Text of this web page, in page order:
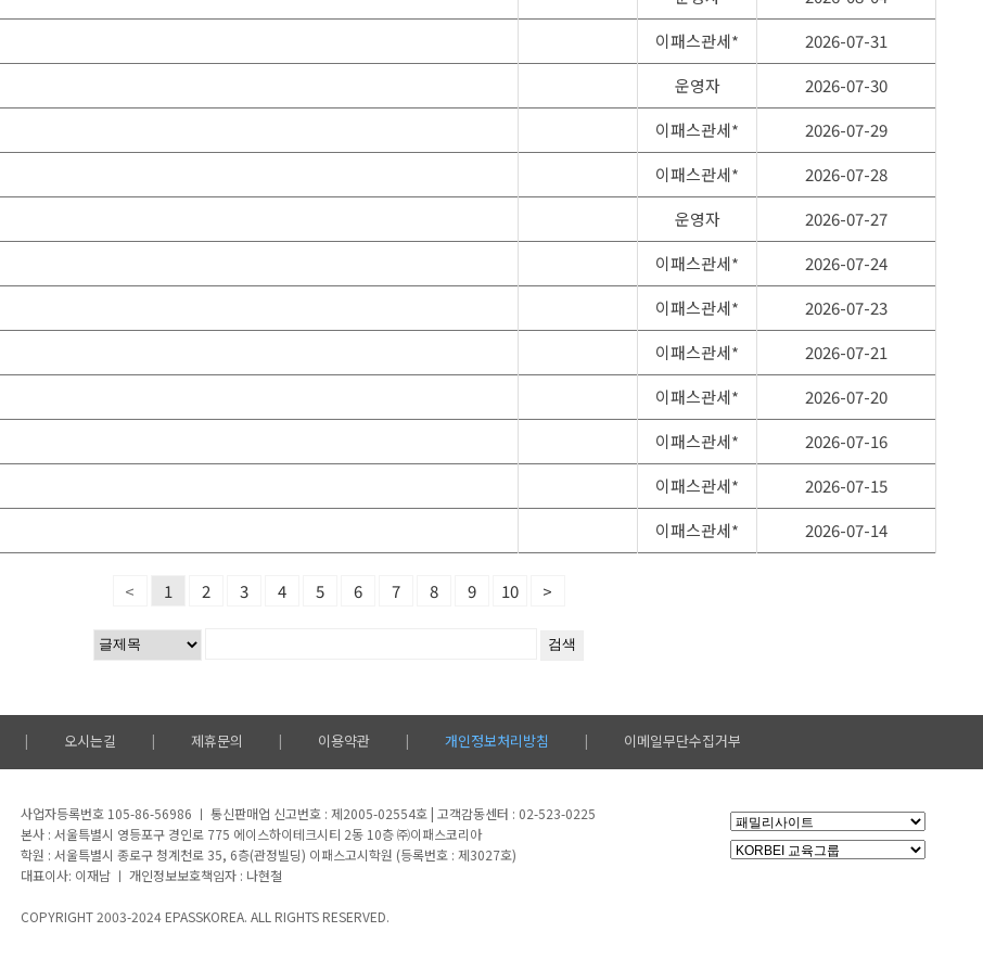
이패스관세*
2026-07-31
운영자
2026-07-30
이패스관세*
2026-07-29
이패스관세*
2026-07-28
운영자
2026-07-27
이패스관세*
2026-07-24
이패스관세*
2026-07-23
이패스관세*
2026-07-21
이패스관세*
2026-07-20
이패스관세*
2026-07-16
이패스관세*
2026-07-15
이패스관세* 2026-07-14
< 1 2 3 4 5 6 7 8 9 10 >
| 오시는길 | 제휴문의 | 이용약관 | 개인정보처리방침 | 이메일무단수집거부
사업자등록번호 105-86-56986 ㅣ 통신판매업 신고번호 : 제2005-02554호 | 고객감동센터 : 02-523-0225
본사 : 서울특별시 영등포구 경인로 775 에이스하이테크시티 2동 10층 ㈜이패스코리아
학원 : 서울특별시 종로구 청계천로 35, 6층(관정빌딩) 이패스고시학원 (등록번호 : 제3027호)
대표이사: 이재남 ㅣ 개인정보보호책임자 : 나현철
COPYRIGHT 2003-2024 EPASSKOREA. ALL RIGHTS RESERVED.